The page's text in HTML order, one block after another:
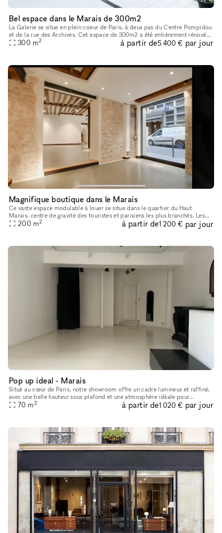
Bel espace dans le Marais de 300m2
La Galerie se situe en plein coeur de Paris, à deux pas du Centre Pompidou
et de la rue des Archives. Cet espace de 300m2 a été entièrement rénové
en 2022 afin d’acceuillir un nouvel espace d’exposit
300 m2 à partir de5 400 € par jour
Magnifique boutique dans le Marais
Ce vaste espace modulable à louer se situe dans le quartier du Haut
Marais, centre de gravité des touristes et parisiens les plus branchés. Les
boutiques y sont pointues, les bars et restaurants, con
200 m2 à partir de1 200 € par jour
Pop up ideal - Marais
Situé au cœur de Paris, notre showroom offre un cadre lumineux et raffiné,
avec une belle hauteur sous plafond et une atmosphère idéale pour
accueillir des marques, des collections et des événements
70 m2 à partir de1 020 € par jour